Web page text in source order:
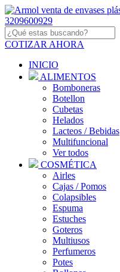
COTIZAR AHORA
INICIO
ALIMENTOS
Bomboneras
Botellon
Cubetas
Helados
Lacteos / Bebidas
Multifuncional
Ver todos
COSMÉTICA
Airles
Cajas / Pomos
Colapsibles
Espuma
Estuches
Goteros
Multiusos
Perfumeros
Potes